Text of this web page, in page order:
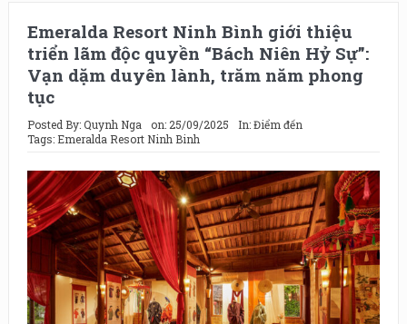
Emeralda Resort Ninh Bình giới thiệu
triển lãm độc quyền “Bách Niên Hỷ Sự”:
Vạn dặm duyên lành, trăm năm phong
tục
Posted By:Quynh Nga on: 25/09/2025 In:Điểm đến
Tags: Emeralda Resort Ninh Binh